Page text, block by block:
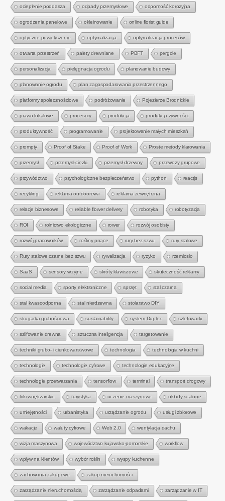
ocieplenie poddasza odpady przemysłowe odporność korozyjna
ogrodzenia panelowe okleinowanie online florist guide
optyczne powiększenie optymalizacja optymalizacja procesów
otwarta przestrzeń palety drewniane PBFT pergole
personalizacja pielęgnacja ogrodu planowanie budowy
planowanie ogrodu plan zagospodarowania przestrzennego
platformy społecznościowe podróżowanie Pojezierze Brodnickie
prawo lokalowe procesory produkcja produkcja żywności
produktywność programowanie projektowanie małych mieszkań
prompty Proof of Stake Proof of Work Proste metody klarowania
przemysł przemysł ciężki przemysł drzewny przewozy grupowe
przywództwo psychologiczne bezpieczeństwo python reactjs
recykling reklama outdoorowa reklama zewnętrzna
relacje biznesowe reliable flower delivery robotyka robotyzacja
ROI rolnictwo ekologiczne rower rozwój osobisty
rozwój pracowników rośliny pnące rury bez szwu rury stalowe
Rury stalowe czarne bez szwu rywalizacja ryzyko rzemiosło
SaaS sensory wizyjne skróty klawiszowe skuteczność reklamy
social media sporty elektroniczne sprzęt stal czarna
stal kwasoodporna stal nierdzewna stolarstwo DIY
strugarka grubościowa sustainability system Duplex szlefowarki
szlifowanie drewna sztuczna inteligencja targetowanie
techniki grubo- i cienkowarstwowe technologia technologia w kuchni
technologie technologie cyfrowe technologie edukacyjne
technologie przetwarzania tensorflow terminal transport drogowy
triki wnętrzarskie turystyka uczenie maszynowe układy scalone
umiejętności urbanistyka urządzanie ogrodu usługi zbiorowe
wakacje waluty cyfrowe Web 2.0 wentylacja dachu
wizja maszynowa województwo kujawsko-pomorskie workflow
wpływ na klientów wybór roślin wyspy kuchenne
zachowania zakupowe zakup nieruchomości
zarządzanie nieruchomością zarządzanie odpadami zarządzanie w IT